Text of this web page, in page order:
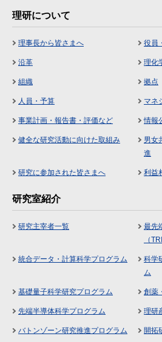
理研について
理事長から皆さまへ 役員
沿革 理化
組織 拠点
人員・予算 マネ
事業計画・報告書・評価など 情報
健全な研究活動に向けた取組み
男女
進
研究に参加された皆さまへ 利益
研究室紹介
研究主宰者一覧
最先
（
統合データ・計算科学プログラム
科学
ム
基礎量子科学研究プログラム 創薬
先端半導体科学プログラム 理研
バトンゾーン研究推進プログラム 開拓